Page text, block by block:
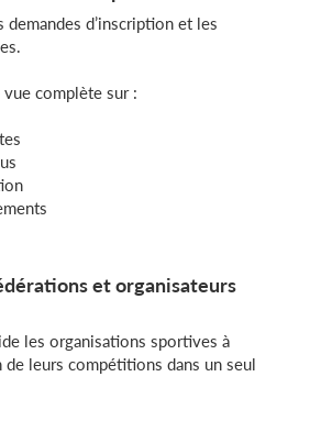
d’inscription et les
complète sur :
et organisateurs
les organisations sportives à
leurs compétitions dans un seul